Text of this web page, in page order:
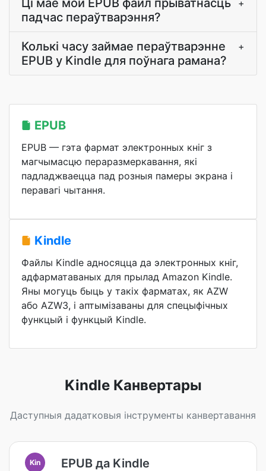
Ці мае мой EPUB файл прыватнасць
падчас пераўтварэння?
+
Колькі часу займае пераўтварэнне
EPUB у Kindle для поўнага рамана?
+
EPUB
EPUB — гэта фармат электронных кніг з
магчымасцю пераразмеркавання, які
падладжваецца пад розныя памеры экрана і
перавагі чытання.
Kindle
Файлы Kindle адносяцца да электронных кніг,
адфарматаваных для прылад Amazon Kindle.
Яны могуць быць у такіх фарматах, як AZW
або AZW3, і аптымізаваны для спецыфічных
функцый і функцый Kindle.
Kindle Канвертары
Даступныя дадатковыя інструменты канвертавання
Kin EPUB да Kindle